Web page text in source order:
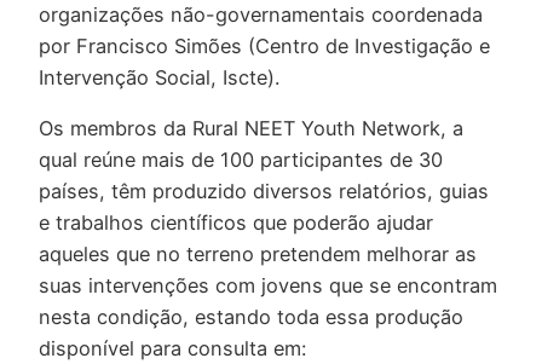
organizações não-governamentais coordenada
por Francisco Simões (Centro de Investigação e
Intervenção Social, Iscte).
Os membros da Rural NEET Youth Network, a
qual reúne mais de 100 participantes de 30
países, têm produzido diversos relatórios, guias
e trabalhos científicos que poderão ajudar
aqueles que no terreno pretendem melhorar as
suas intervenções com jovens que se encontram
nesta condição, estando toda essa produção
disponível para consulta em: